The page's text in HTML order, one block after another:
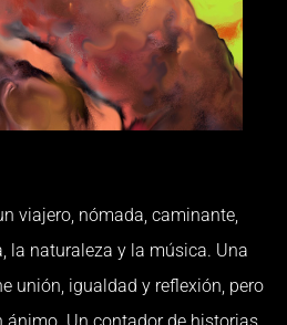
viajero, nómada, caminante,
la naturaleza y la música. Una
unión, igualdad y reflexión, pero